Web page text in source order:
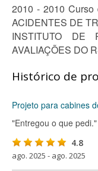
2010 - 2010
ACIDENTES DE
INSTITUTO DE
AVALIAÇÕES DO
Histórico de
Projeto para cabines
"Entregou o que pedi."
4.8
ago. 2025 - ago. 2025